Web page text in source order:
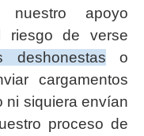
apoyo
riesgo de verse
deshonestas o
cargamentos
ni siquiera envían
proceso de